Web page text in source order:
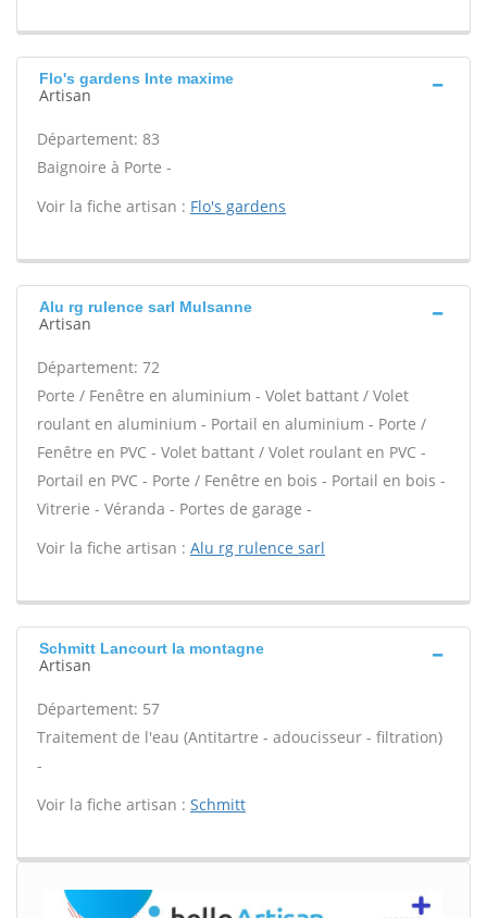
Flo's gardens Inte maxime
Artisan
Département: 83
Baignoire à Porte -
Voir la fiche artisan : Flo's gardens
Alu rg rulence sarl Mulsanne
Artisan
Département: 72
Porte / Fenêtre en aluminium - Volet battant / Volet
roulant en aluminium - Portail en aluminium - Porte /
Fenêtre en PVC - Volet battant / Volet roulant en PVC -
Portail en PVC - Porte / Fenêtre en bois - Portail en bois -
Vitrerie - Véranda - Portes de garage -
Voir la fiche artisan : Alu rg rulence sarl
Schmitt Lancourt la montagne
Artisan
Département: 57
Traitement de l'eau (Antitartre - adoucisseur - filtration)
-
Voir la fiche artisan : Schmitt